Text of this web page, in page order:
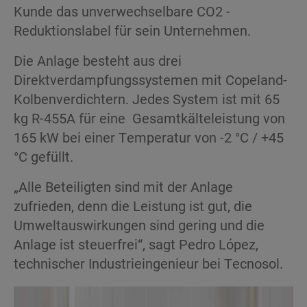
Kunde das unverwechselbare CO2 -
Reduktionslabel für sein Unternehmen.
Die Anlage besteht aus drei
Direktverdampfungssystemen mit Copeland-
Kolbenverdichtern. Jedes System ist mit 65
kg R-455A für eine Gesamtkälteleistung von
165 kW bei einer Temperatur von -2 °C / +45
°C gefüllt.
„Alle Beteiligten sind mit der Anlage
zufrieden, denn die Leistung ist gut, die
Umweltauswirkungen sind gering und die
Anlage ist steuerfrei“, sagt Pedro López,
technischer Industrieingenieur bei Tecnosol.